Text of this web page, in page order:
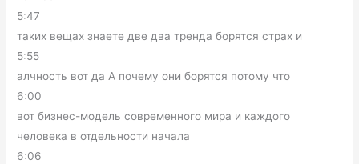
5:47
таких вещах знаете две два тренда борятся страх и
5:55
алчность вот да А почему они борятся потому что
6:00
вот бизнес-модель современного мира и каждого
человека в отдельности начала
6:06